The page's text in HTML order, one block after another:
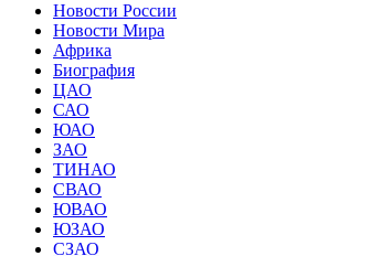
Новости России
Новости Мира
Африка
Биография
ЦАО
САО
ЮАО
ЗАО
ТИНАО
СВАО
ЮВАО
ЮЗАО
СЗАО